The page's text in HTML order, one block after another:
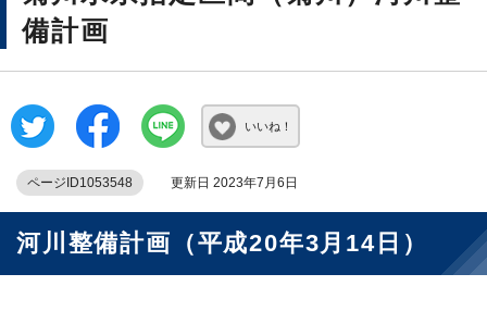
備計画
いいね！
ページID1053548 更新日 2023年7月6日
河川整備計画（平成20年3月14日）